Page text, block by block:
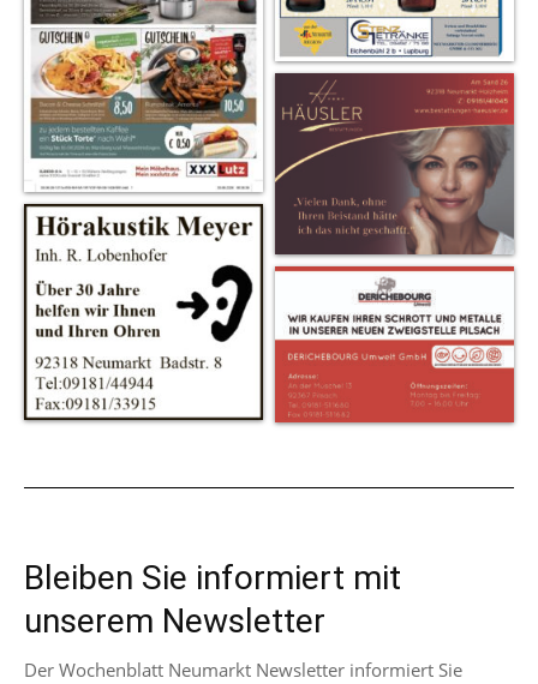
Bleiben Sie informiert mit
unserem Newsletter
Der Wochenblatt Neumarkt Newsletter informiert Sie